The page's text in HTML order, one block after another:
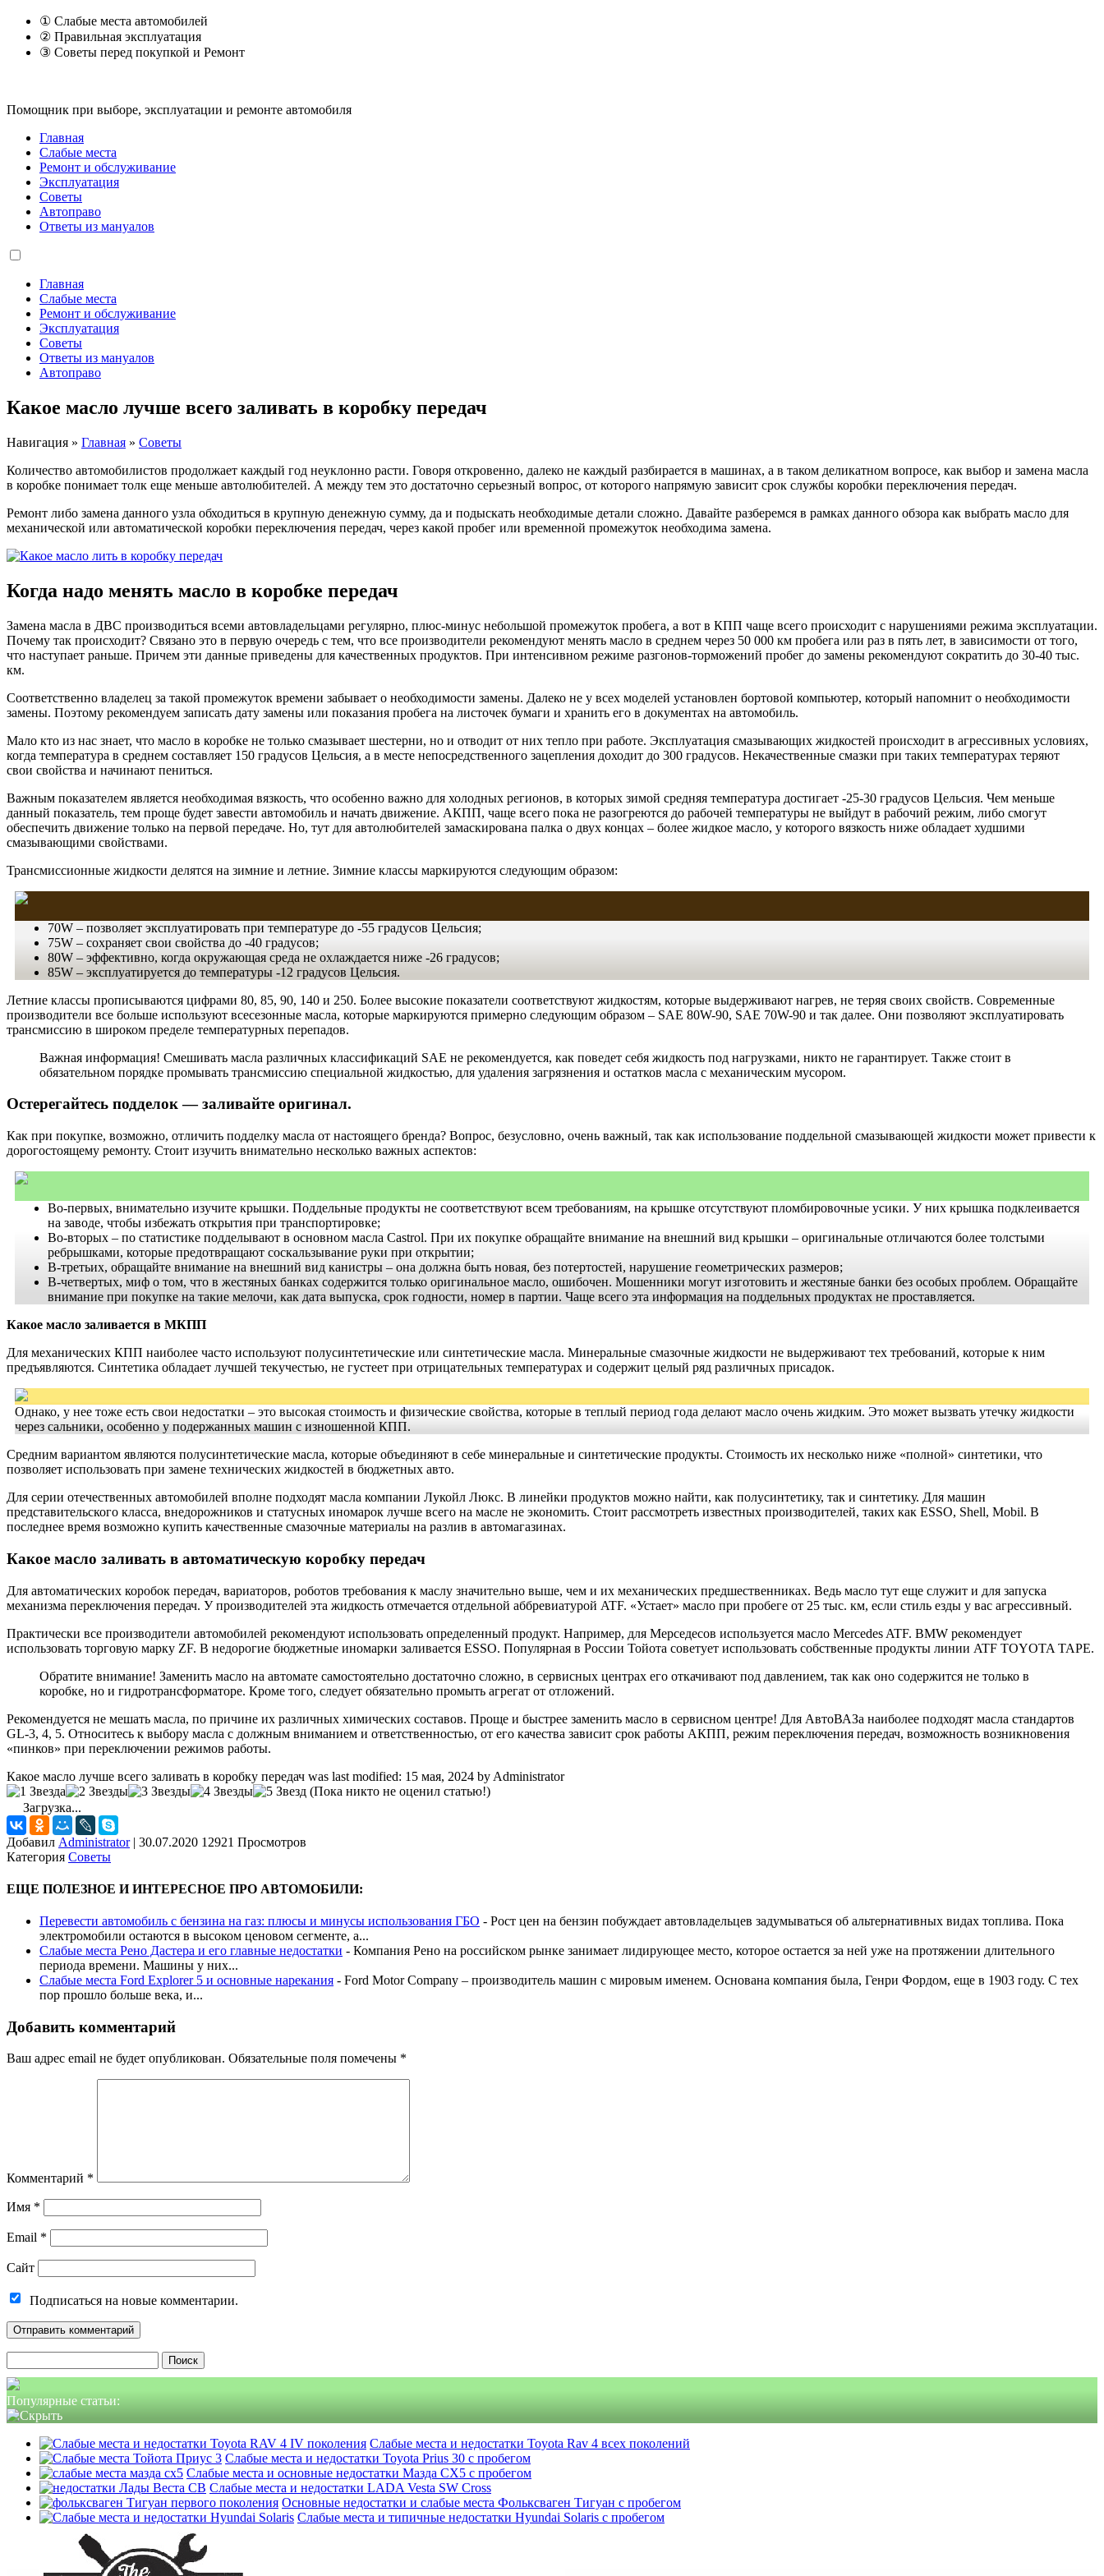
① Слабые места автомобилей
② Правильная эксплуатация
③ Советы перед покупкой и Ремонт
Помощник при выборе, эксплуатации и ремонте автомобиля
Главная
Слабые места
Ремонт и обслуживание
Эксплуатация
Советы
Автоправо
Ответы из мануалов
Главная
Слабые места
Ремонт и обслуживание
Эксплуатация
Советы
Ответы из мануалов
Автоправо
Какое масло лучше всего заливать в коробку передач
Навигация » Главная » Советы
Количество автомобилистов продолжает каждый год неуклонно расти. Говоря откровенно, далеко не каждый разбирается в машинах, а в таком деликатном вопросе, как выбор и замена масла
в коробке понимает толк еще меньше автолюбителей. А между тем это достаточно серьезный вопрос, от которого напрямую зависит срок службы коробки переключения передач.
Ремонт либо замена данного узла обходиться в крупную денежную сумму, да и подыскать необходимые детали сложно. Давайте разберемся в рамках данного обзора как выбрать масло для
механической или автоматической коробки переключения передач, через какой пробег или временной промежуток необходима замена.
Когда надо менять масло в коробке передач
Замена масла в ДВС производиться всеми автовладельцами регулярно, плюс-минус небольшой промежуток пробега, а вот в КПП чаще всего происходит с нарушениями режима эксплуатации.
Почему так происходит? Связано это в первую очередь с тем, что все производители рекомендуют менять масло в среднем через 50 000 км пробега или раз в пять лет, в зависимости от того,
что наступает раньше. Причем эти данные приведены для качественных продуктов. При интенсивном режиме разгонов-торможений пробег до замены рекомендуют сократить до 30-40 тыс.
км.
Соответственно владелец за такой промежуток времени забывает о необходимости замены. Далеко не у всех моделей установлен бортовой компьютер, который напомнит о необходимости
замены. Поэтому рекомендуем записать дату замены или показания пробега на листочек бумаги и хранить его в документах на автомобиль.
Мало кто из нас знает, что масло в коробке не только смазывает шестерни, но и отводит от них тепло при работе. Эксплуатация смазывающих жидкостей происходит в агрессивных условиях,
когда температура в среднем составляет 150 градусов Цельсия, а в месте непосредственного зацепления доходит до 300 градусов. Некачественные смазки при таких температурах теряют
свои свойства и начинают пениться.
Важным показателем является необходимая вязкость, что особенно важно для холодных регионов, в которых зимой средняя температура достигает -25-30 градусов Цельсия. Чем меньше
данный показатель, тем проще будет завести автомобиль и начать движение. АКПП, чаще всего пока не разогреются до рабочей температуры не выйдут в рабочий режим, либо смогут
обеспечить движение только на первой передаче. Но, тут для автолюбителей замаскирована палка о двух концах – более жидкое масло, у которого вязкость ниже обладает худшими
смазывающими свойствами.
Трансмиссионные жидкости делятся на зимние и летние. Зимние классы маркируются следующим образом:
70W – позволяет эксплуатировать при температуре до -55 градусов Цельсия;
75W – сохраняет свои свойства до -40 градусов;
80W – эффективно, когда окружающая среда не охлаждается ниже -26 градусов;
85W – эксплуатируется до температуры -12 градусов Цельсия.
Летние классы прописываются цифрами 80, 85, 90, 140 и 250. Более высокие показатели соответствуют жидкостям, которые выдерживают нагрев, не теряя своих свойств. Современные
производители все больше используют всесезонные масла, которые маркируются примерно следующим образом – SAE 80W-90, SAE 70W-90 и так далее. Они позволяют эксплуатировать
трансмиссию в широком пределе температурных перепадов.
Важная информация! Смешивать масла различных классификаций SAE не рекомендуется, как поведет себя жидкость под нагрузками, никто не гарантирует. Также стоит в
обязательном порядке промывать трансмиссию специальной жидкостью, для удаления загрязнения и остатков масла с механическим мусором.
Остерегайтесь подделок — заливайте оригинал.
Как при покупке, возможно, отличить подделку масла от настоящего бренда? Вопрос, безусловно, очень важный, так как использование поддельной смазывающей жидкости может привести к
дорогостоящему ремонту. Стоит изучить внимательно несколько важных аспектов:
Во-первых, внимательно изучите крышки. Поддельные продукты не соответствуют всем требованиям, на крышке отсутствуют пломбировочные усики. У них крышка подклеивается
на заводе, чтобы избежать открытия при транспортировке;
Во-вторых – по статистике подделывают в основном масла Castrol. При их покупке обращайте внимание на внешний вид крышки – оригинальные отличаются более толстыми
ребрышками, которые предотвращают соскальзывание руки при открытии;
В-третьих, обращайте внимание на внешний вид канистры – она должна быть новая, без потертостей, нарушение геометрических размеров;
В-четвертых, миф о том, что в жестяных банках содержится только оригинальное масло, ошибочен. Мошенники могут изготовить и жестяные банки без особых проблем. Обращайте
внимание при покупке на такие мелочи, как дата выпуска, срок годности, номер в партии. Чаще всего эта информация на поддельных продуктах не проставляется.
Какое масло заливается в МКПП
Для механических КПП наиболее часто используют полусинтетические или синтетические масла. Минеральные смазочные жидкости не выдерживают тех требований, которые к ним
предъявляются. Синтетика обладает лучшей текучестью, не густеет при отрицательных температурах и содержит целый ряд различных присадок.
Однако, у нее тоже есть свои недостатки – это высокая стоимость и физические свойства, которые в теплый период года делают масло очень жидким. Это может вызвать утечку жидкости
через сальники, особенно у подержанных машин с изношенной КПП.
Средним вариантом являются полусинтетические масла, которые объединяют в себе минеральные и синтетические продукты. Стоимость их несколько ниже «полной» синтетики, что
позволяет использовать при замене технических жидкостей в бюджетных авто.
Для серии отечественных автомобилей вполне подходят масла компании Лукойл Люкс. В линейки продуктов можно найти, как полусинтетику, так и синтетику. Для машин
представительского класса, внедорожников и статусных иномарок лучше всего на масле не экономить. Стоит рассмотреть известных производителей, таких как ESSO, Shell, Mobil. В
последнее время возможно купить качественные смазочные материалы на разлив в автомагазинах.
Какое масло заливать в автоматическую коробку передач
Для автоматических коробок передач, вариаторов, роботов требования к маслу значительно выше, чем и их механических предшественниках. Ведь масло тут еще служит и для запуска
механизма переключения передач. У производителей эта жидкость отмечается отдельной аббревиатурой ATF. «Устает» масло при пробеге от 25 тыс. км, если стиль езды у вас агрессивный.
Практически все производители автомобилей рекомендуют использовать определенный продукт. Например, для Мерседесов используется масло Mercedes ATF. BMW рекомендует
использовать торговую марку ZF. В недорогие бюджетные иномарки заливается ESSO. Популярная в России Тойота советует использовать собственные продукты линии ATF TOYOTA TAPE.
Обратите внимание! Заменить масло на автомате самостоятельно достаточно сложно, в сервисных центрах его откачивают под давлением, так как оно содержится не только в
коробке, но и гидротрансформаторе. Кроме того, следует обязательно промыть агрегат от отложений.
Рекомендуется не мешать масла, по причине их различных химических составов. Проще и быстрее заменить масло в сервисном центре! Для АвтоВАЗа наиболее подходят масла стандартов
GL-3, 4, 5. Относитесь к выбору масла с должным вниманием и ответственностью, от его качества зависит срок работы АКПП, режим переключения передач, возможность возникновения
«пинков» при переключении режимов работы.
Какое масло лучше всего заливать в коробку передач was last modified: 15 мая, 2024 by Administrator
(Пока никто не оценил статью!)
Загрузка...
Добавил Administrator | 30.07.2020 12921 Просмотров
Категория Советы
ЕЩЕ ПОЛЕЗНОЕ И ИНТЕРЕСНОЕ ПРО АВТОМОБИЛИ:
Перевести автомобиль с бензина на газ: плюсы и минусы использования ГБО - Рост цен на бензин побуждает автовладельцев задумываться об альтернативных видах топлива. Пока
электромобили остаются в высоком ценовом сегменте, а...
Слабые места Рено Дастера и его главные недостатки - Компания Рено на российском рынке занимает лидирующее место, которое остается за ней уже на протяжении длительного
периода времени. Машины у них...
Слабые места Ford Explorer 5 и основные нарекания - Ford Motor Company – производитель машин с мировым именем. Основана компания была, Генри Фордом, еще в 1903 году. С тех
пор прошло больше века, и...
Добавить комментарий
Ваш адрес email не будет опубликован. Обязательные поля помечены *
Комментарий *
Имя *
Email *
Сайт
Подписаться на новые комментарии.
Популярные статьи:
Слабые места и недостатки Toyota Rav 4 всех поколений
Слабые места и недостатки Toyota Prius 30 с пробегом
Слабые места и основные недостатки Мазда СХ5 с пробегом
Слабые места и недостатки LADA Vesta SW Cross
Основные недостатки и слабые места Фольксваген Тигуан с пробегом
Слабые места и типичные недостатки Hyundai Solaris с пробегом